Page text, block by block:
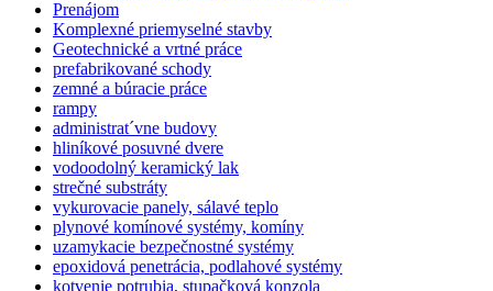
Prenájom
Komplexné priemyselné stavby
Geotechnické a vrtné práce
prefabrikované schody
zemné a búracie práce
rampy
administrat´vne budovy
hliníkové posuvné dvere
vodoodolný keramický lak
strečné substráty
vykurovacie panely, sálavé teplo
plynové komínové systémy, komíny
uzamykacie bezpečnostné systémy
epoxidová penetrácia, podlahové systémy
kotvenie potrubia, stupačková konzola